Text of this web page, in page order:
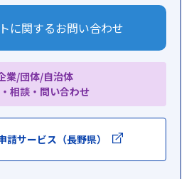
に関するお問い合わせ
業/団体/自治体
相談・問い合わせ
請サービス（長野県）